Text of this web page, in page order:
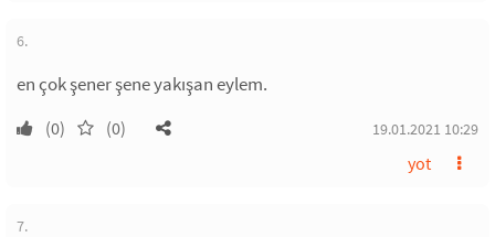
6.
en çok şener şene yakışan eylem.
(0) (0) 19.01.2021 10:29
yot
7.